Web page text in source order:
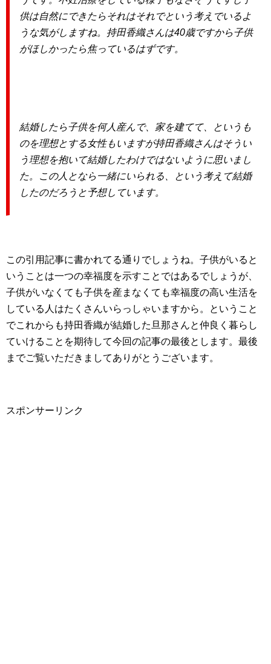
供は自然にできたらそれはそれでという考えでいるよ
うな気がしますね。持田香織さんは40歳ですから子供
がほしかったら焦っているはずです。
結婚したら子供を何人産んで、家を建てて、というも
のを理想とする女性もいますが持田香織さんはそうい
う理想を抱いて結婚したわけではないように思いまし
た。この人となら一緒にいられる、という考えて結婚
したのだろうと予想しています。
この引用記事に書かれてる通りでしょうね。子供がいると
いうことは一つの幸福度を示すことではあるでしょうが、
子供がいなくても子供を産まなくても幸福度の高い生活を
している人はたくさんいらっしゃいますから。ということ
でこれからも持田香織が結婚した旦那さんと仲良く暮らし
ていけることを期待して今回の記事の最後とします。最後
までご覧いただきましてありがとうございます。
スポンサーリンク